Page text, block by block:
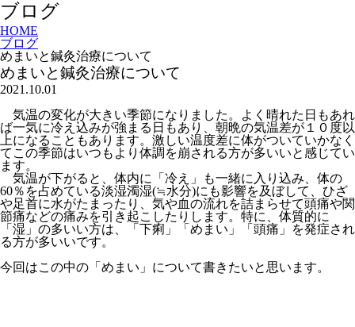
ブログ
HOME
ブログ
めまいと鍼灸治療について
めまいと鍼灸治療について
2021.10.01
気温の変化が大きい季節になりました。よく晴れた日もあれ
ば一気に冷え込みが強まる日もあり、朝晩の気温差が１０度以
上になることもあります。激しい温度差に体がついていかなく
てこの季節はいつもより体調を崩される方が多いいと感じてい
ます。
気温が下がると、体内に「冷え」も一緒に入り込み、体の
60％を占めている淡湿濁湿(≒水分)にも影響を及ぼして、ひざ
や足首に水がたまったり、気や血の流れを詰まらせて頭痛や関
節痛などの痛みを引き起こしたりします。特に、体質的に
「湿」の多いい方は、
「下痢」「めまい」「頭痛」を発症され
る方が多いいです。
今回はこの中の「めまい」について書きたいと思います。